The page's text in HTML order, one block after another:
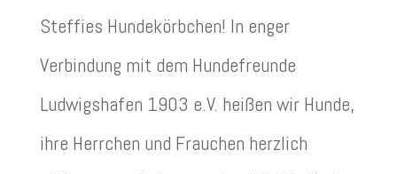
Steffies Hundekörbchen! In enger
Verbindung mit dem Hundefreunde
Ludwigshafen 1903 e.V. heißen wir Hunde,
ihre Herrchen und Frauchen herzlich